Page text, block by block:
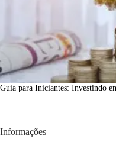
Guia para Iniciantes: Investindo
Informações